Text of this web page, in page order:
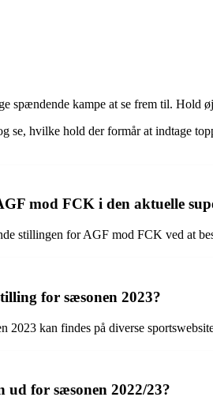
spændende kampe at se frem til. Hold
hvilke hold der formår at indtage
mod FCK i den aktuelle
stillingen for AGF mod FCK ved at
for sæsonen 2023?
2023 kan findes på diverse
ud for sæsonen 2022/23?